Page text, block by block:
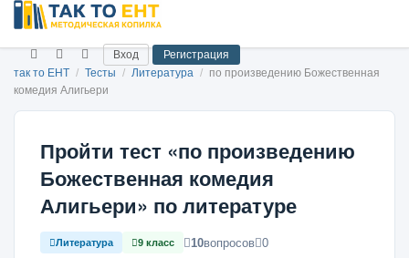
Вход
Регистрация
так то ЕНТ / Тесты / Литература / по произведению Божественная
комедия Алигьери
Пройти тест «по произведению
Божественная комедия
Алигьери» по литературе
Литература 9 класс 10вопросов 0